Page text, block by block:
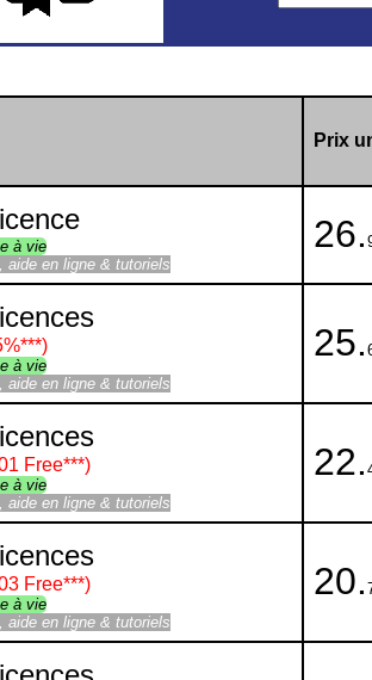
Prix
à vie
aide en ligne & tutoriels
26.
***)
à vie
aide en ligne & tutoriels
25.
Free***)
à vie
aide en ligne & tutoriels
22.
Free***)
à vie
aide en ligne & tutoriels
20.